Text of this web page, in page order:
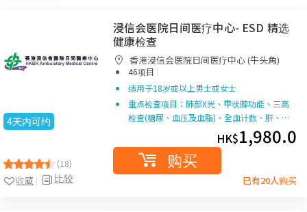
4天内可约
(18)
比较
收藏
浸信会医院日间医疗中心- ESD 精选
健康检查
香港浸信会医院日间医疗中心 (牛头角)
46项目 |
适用于18岁或以上男士或女士
重点检查项目：肺部X光、甲状腺功能、三高
检查(糖尿、血压及血脂)、全血计数、肝、…
HK$1,980.0
购买
已有20人购买